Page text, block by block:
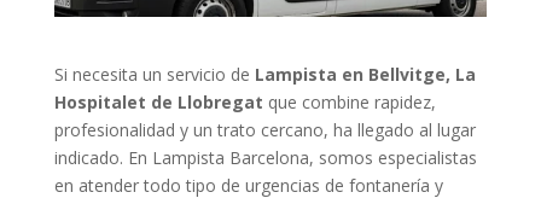
Si necesita un servicio de Lampista en Bellvitge, La
Hospitalet de Llobregat que combine rapidez,
profesionalidad y un trato cercano, ha llegado al lugar
indicado. En Lampista Barcelona, somos especialistas
en atender todo tipo de urgencias de fontanería y